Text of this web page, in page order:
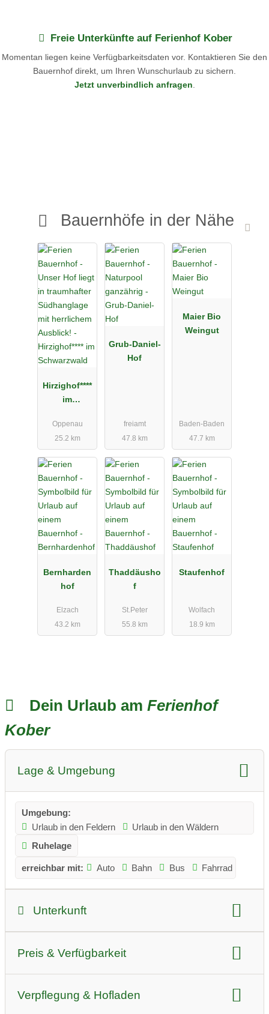
Freie Unterkünfte auf Ferienhof Kober
Momentan liegen keine Verfügbarkeitsdaten vor. Kontaktieren Sie den
Bauernhof direkt, um Ihren Wunschurlaub zu sichern.
Jetzt unverbindlich anfragen
Bauernhöfe in der Nähe
Hirzighof****
im
d
Oppenau
25.2 km
Grub-Daniel-
Hof
freiamt
47.8 km
Maier Bio
Weingut
Baden-Baden
47.7 km
Bernharden
hof
Elzach
43.2 km
Thaddäusho
f
St.Peter
55.8 km
Staufenhof
Wolfach
18.9 km
Dein Urlaub am Ferienhof
Kober
Lage & Umgebung
Umgebung:
Urlaub in den Feldern
Urlaub in den Wäldern
Ruhelage
erreichbar mit: Auto Bahn Bus Fahrrad
Unterkunft
Vorstellung der Zimmer:
Preis & Verfügbarkeit
Verpflegung & Hofladen